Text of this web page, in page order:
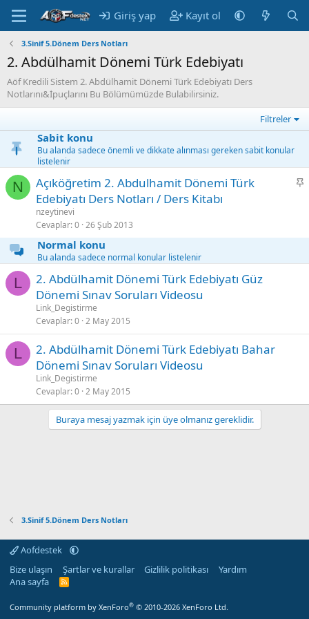
Giriş yap Kayıt ol
3.Sinif 5.Dönem Ders Notları
2. Abdülhamit Dönemi Türk Edebiyatı
Aöf Kredili Sistem 2. Abdülhamit Dönemi Türk Edebiyatı Ders
Notlarını&İpuçlarını Bu Bölümümüzde Bulabilirsiniz.
Filtreler
Sabit konu
Bu alanda sadece önemli ve dikkate alınması gereken sabit konular
listelenir
N
S
Açıköğretim 2. Abdulhamit Dönemi Türk
Edebiyatı Ders Notları / Ders Kitabı
nzeytinevi
Cevaplar 0 26 Şub 2013
Normal konu
Bu alanda sadece normal konular listelenir
L
2. Abdülhamit Dönemi Türk Edebiyatı Güz
Dönemi Sınav Soruları Videosu
Link_Degistirme
Cevaplar 0 2 May 2015
L
2. Abdülhamit Dönemi Türk Edebiyatı Bahar
Dönemi Sınav Soruları Videosu
Link_Degistirme
Cevaplar 0 2 May 2015
Buraya mesaj yazmak için üye olmanız gereklidir.
3.Sinif 5.Dönem Ders Notları
Aofdestek
Bize ulaşın
Şartlar ve kurallar Gizlilik politikası
Yardım
Ana sayfa
R
Community platform by XenForo® © 2010-2026 XenForo Ltd.